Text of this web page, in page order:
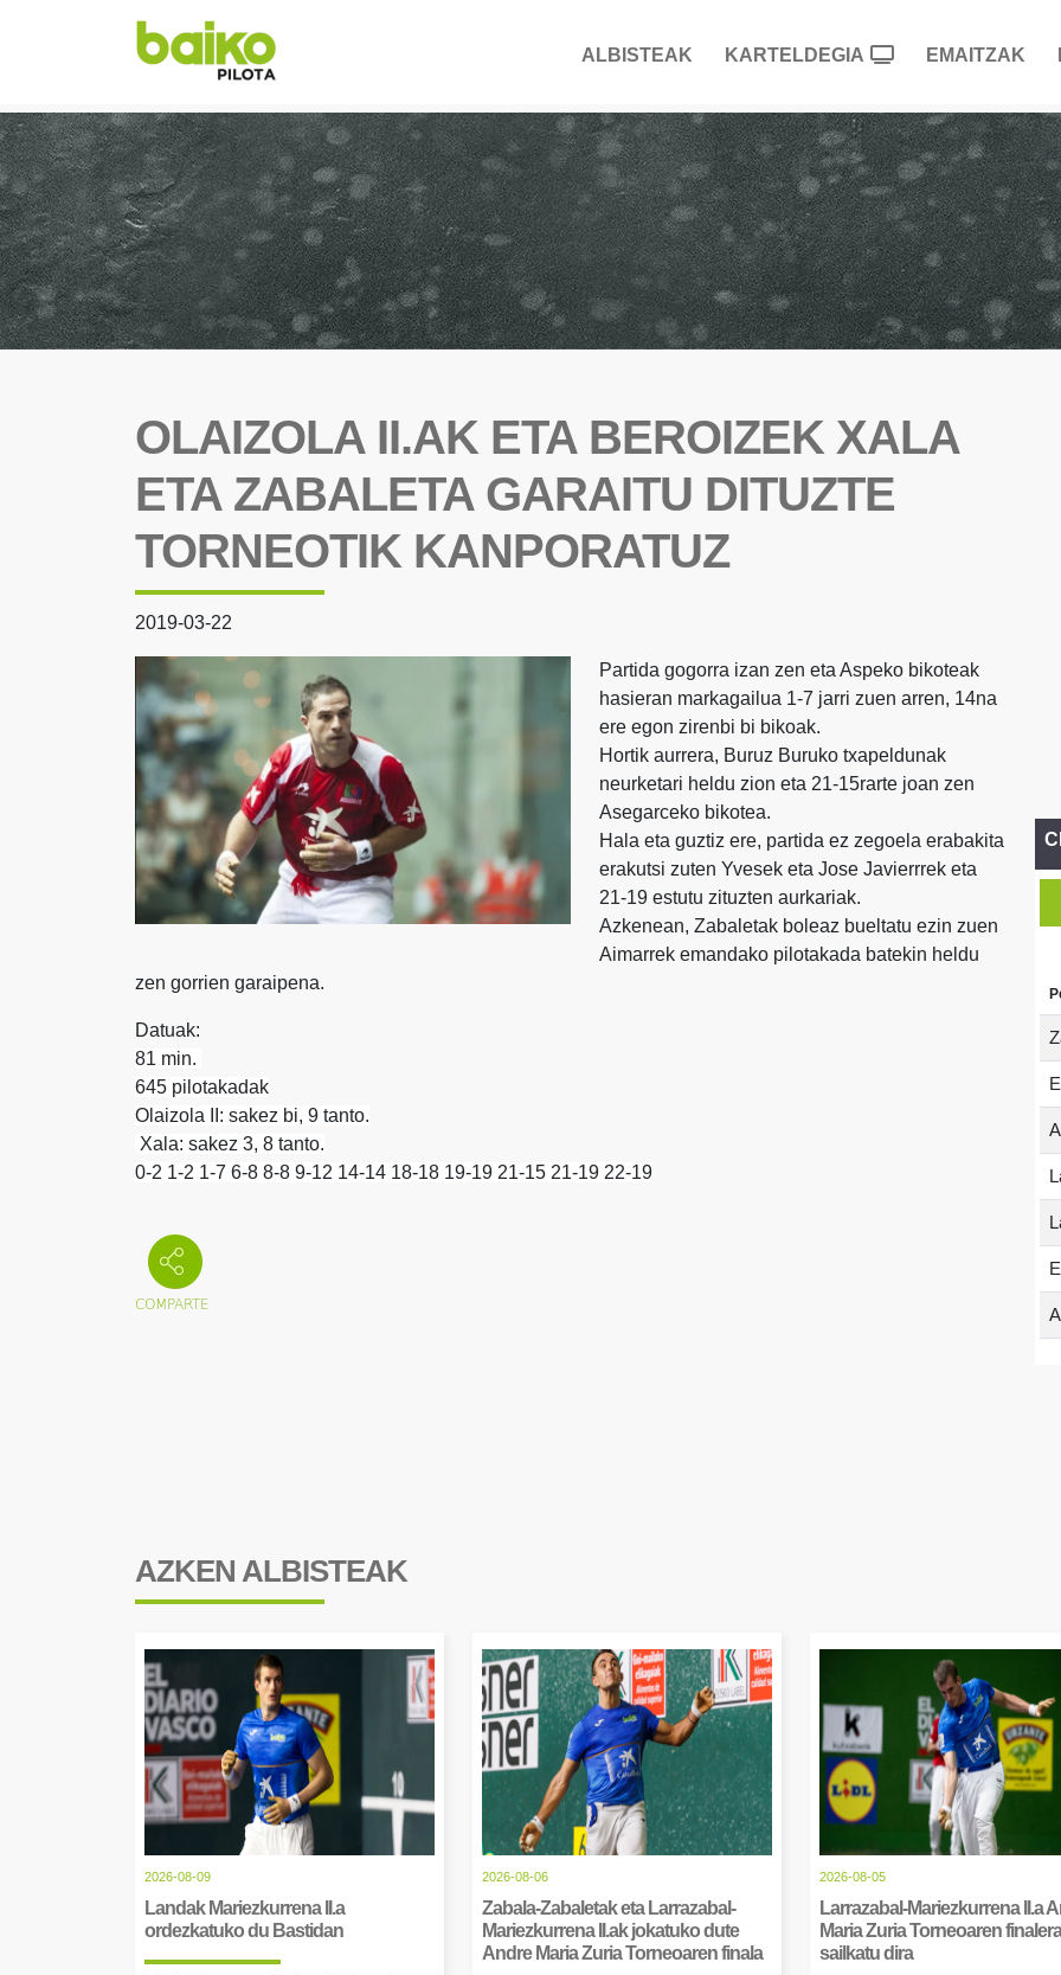
ALBISTEAK KARTELDEGIA EMAITZAK
OLAIZOLA II.AK ETA BEROIZEK XALA
ETA ZABALETA GARAITU DITUZTE
TORNEOTIK KANPORATUZ
2019-03-22
Partida gogorra izan zen eta Aspeko bikoteak
hasieran markagailua 1-7 jarri zuen arren, 14na
ere egon zirenbi bi bikoak.
Hortik aurrera, Buruz Buruko txapeldunak
neurketari heldu zion eta 21-15rarte joan zen
Asegarceko bikotea.
Hala eta guztiz ere, partida ez zegoela erabakita
erakutsi zuten Yvesek eta Jose Javierrrek eta
21-19 estutu zituzten aurkariak.
Azkenean, Zabaletak boleaz bueltatu ezin zuen
Aimarrek emandako pilotakada batekin heldu
zen gorrien garaipena.
Datuak:
81 min.
645 pilotakadak
Olaizola II: sakez bi, 9 tanto.
Xala: sakez 3, 8 tanto.
0-2 1-2 1-7 6-8 8-8 9-12 14-14 18-18 19-19 21-15 21-19 22-19
AZKEN ALBISTEAK
2026-08-09
Landak Mariezkurrena II.a
ordezkatuko du Bastidan
2026-08-06
Zabala-Zabaletak eta Larrazabal-
Mariezkurrena II.ak jokatuko dute
Andre Maria Zuria Torneoaren finala
2026-08-05
Larrazabal-Mariezkurrena II.a
Maria Zuria Torneoaren finalera
sailkatu dira